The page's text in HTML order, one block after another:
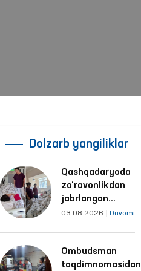
Dolzarb yangiliklar
Qashqadaryoda
zo‘ravonlikdan
jabrlangan
ayolning holati
o‘rganildi
03.08.2026 Davomi
Ombudsman
taqdimnomasidan